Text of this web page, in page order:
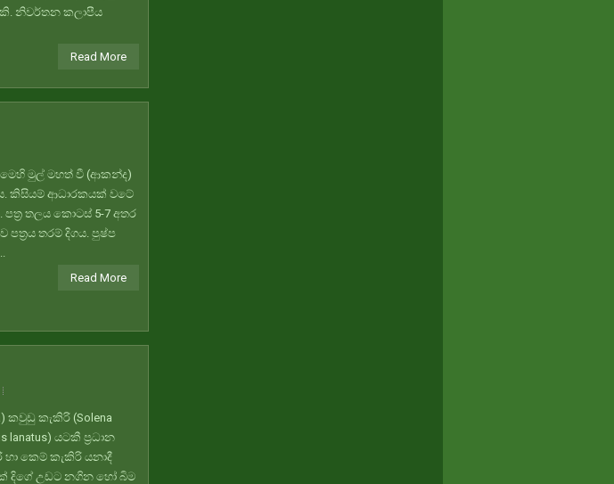
නිවර්තන කලාපීය
Read More
මෙහි මුල් මහත් වී (ආකන්ද)
කිසියම් ආධාරකයක් වටේ
පත්‍ර තලය කොටස් 5-7 අතර
පත්‍රය තරම් දිගය. පුෂ්ප
Read More
කවුඩු කැකිරි (Solena
lanatus) යටකී ප්‍රධාන
කෙම් කැකිරි යනාදී
දිගේ උඩට නගින හෝ බිම